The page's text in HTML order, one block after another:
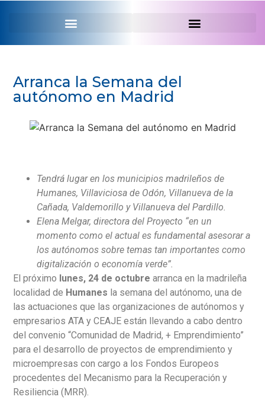
Arranca la Semana del
autónomo en Madrid
Tendrá lugar en los municipios madrileños de
Humanes, Villaviciosa de Odón, Villanueva de la
Cañada, Valdemorillo y Villanueva del Pardillo.
Elena Melgar, directora del Proyecto “en un
momento como el actual es fundamental asesorar a
los autónomos sobre temas tan importantes como
digitalización o economía verde”.
El próximo lunes, 24 de octubre arranca en la madrileña
localidad de Humanes la semana del autónomo, una de
las actuaciones que las organizaciones de autónomos y
empresarios ATA y CEAJE están llevando a cabo dentro
del convenio “Comunidad de Madrid, + Emprendimiento”
para el desarrollo de proyectos de emprendimiento y
microempresas con cargo a los Fondos Europeos
procedentes del Mecanismo para la Recuperación y
Resiliencia (MRR).